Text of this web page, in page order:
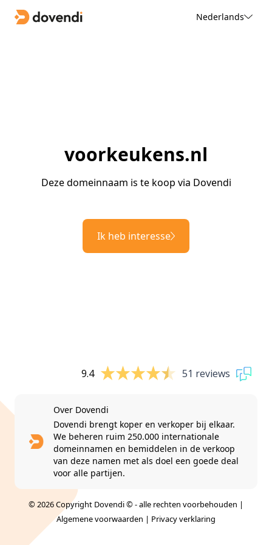
Nederlands
voorkeukens.nl
Deze domeinnaam is te koop via Dovendi
Ik heb interesse
9.4 51 reviews
Over Dovendi
Dovendi brengt koper en verkoper bij elkaar.
We beheren ruim 250.000 internationale
domeinnamen en bemiddelen in de verkoop
van deze namen met als doel een goede deal
voor alle partijen.
© 2026 Copyright Dovendi © - alle rechten voorbehouden |
Algemene voorwaarden | Privacy verklaring